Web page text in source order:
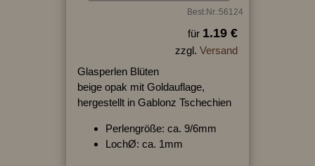
Best.Nr.:56124
für 1.19 €
zzgl. Versand
Glasperlen Blüten
beige opak mit Goldauflage,
hergestellt in Gablonz Tschechien
Perlengröße: ca. 9/6mm
LochØ: ca. 1mm